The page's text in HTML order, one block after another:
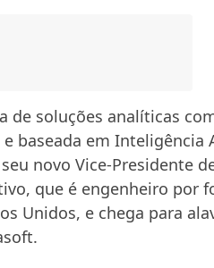
de soluções analíticas
baseada em Inteligência
novo Vice-Presidente
que é engenheiro por
Unidos, e chega para